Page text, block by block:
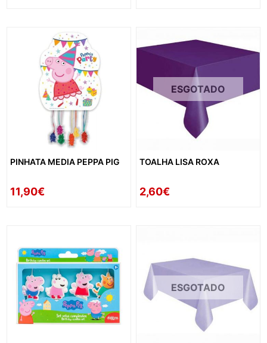
PINHATA MEDIA PEPPA PIG
11,90€
ESGOTADO
TOALHA LISA ROXA
2,60€
ESGOTADO